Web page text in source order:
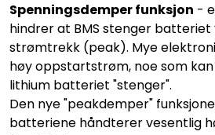
Spenningsdemper funksjon -
hindrer at BMS stenger
strømtrekk (peak). Mye
høy oppstartstrøm, noe som kan
lithium batteriet "stenger".
Den nye "peakdemper"
batteriene håndterer vesentlig